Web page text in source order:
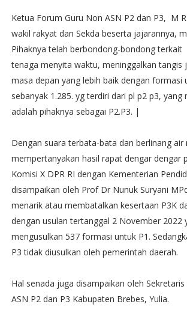
Ketua Forum Guru Non ASN P2 dan P3, M
wakil rakyat dan Sekda beserta jajarannya,
Pihaknya telah berbondong-bondong terkait
tenaga menyita waktu, meninggalkan tangis
masa depan yang lebih baik dengan formasi
sebanyak 1.285. yg terdiri dari pl p2 p3, yang
adalah pihaknya sebagai P2.P3. |
Dengan suara terbata-bata dan berlinang air
mempertanyakan hasil rapat dengar dengar
Komisi X DPR RI dengan Kementerian
disampaikan oleh Prof Dr Nunuk Suryani
menarik atau membatalkan kesertaan P3K
dengan usulan tertanggal 2 November 2022
mengusulkan 537 formasi untuk P1.
P3 tidak diusulkan oleh pemerintah daerah.
Hal senada juga disampaikan oleh
ASN P2 dan P3 Kabupaten Brebes, Yulia.